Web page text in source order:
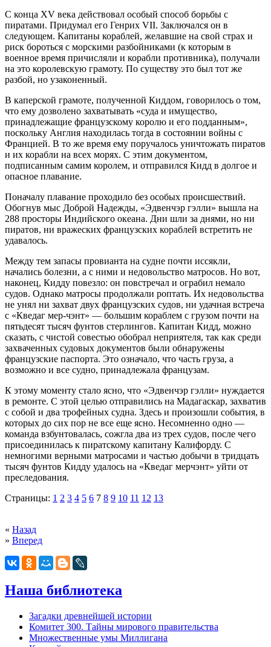
С конца XV века действовал особый способ борьбы с
пиратами. Придумал его Генрих VII. Заключался он в
следующем. Капитаны кораблей, желавшие на свой страх и
риск бороться с морскими разбойниками (к которым в
военное время причисляли и корабли противника), получали
на это королевскую грамоту. По существу это был тот же
разбой, но узаконенный.
В каперской грамоте, полученной Киддом, говорилось о том,
что ему дозволено захватывать «суда и имущество,
принадлежащие французскому королю и его подданным»,
поскольку Англия находилась тогда в состоянии войны с
Францией. В то же время ему поручалось уничтожать пиратов
и их корабли на всех морях. С этим документом,
подписанным самим королем, и отправился Кидд в долгое и
опасное плавание.
Поначалу плавание проходило без особых происшествий.
Обогнув мыс Доброй Надежды, «Эдвенчэр гэлли» вышла на
288 просторы Индийского океана. Дни шли за днями, но ни
пиратов, ни вражеских французских кораблей встретить не
удавалось.
Между тем запасы провианта на судне почти иссякли,
начались болезни, а с ними и недовольство матросов. Но вот,
наконец, Кидду повезло: он повстречал и ограбил немало
судов. Однако матросы продолжали роптать. Их недовольства
не унял ни захват двух французских судов, ни удачная встреча
с «Кведаг мер-чэнт» — большим кораблем с грузом почти на
пятьдесят тысяч фунтов стерлингов. Капитан Кидд, можно
сказать, с чистой совестью обобрал неприятеля, так как среди
захваченных судовых документов были обнаружены
французские паспорта. Это означало, что часть груза, а
возможно и все судно, принадлежала французам.
К этому моменту стало ясно, что «Эдвенчэр гэлли» нуждается
в ремонте. С этой целью отправились на Мадагаскар, захватив
с собой и два трофейных судна. Здесь и произошли события, в
которых до сих пор не все еще ясно. Несомненно одно —
команда взбунтовалась, сожгла два из трех судов, после чего
присоединилась к пиратскому капитану Калифорду. С
немногими верными матросами и частью добычи в тридцать
тысяч фунтов Кидду удалось на «Кведаг мерчэнт» уйти от
преследования.
Страницы: 1 2 3 4 5 6 7 8 9 10 11 12 13
« Назад
» Вперед
Наша библиотека
Загадки древнейшей истории
Комитет 300. Тайны мирового правительства
Mножественные умы Миллигана